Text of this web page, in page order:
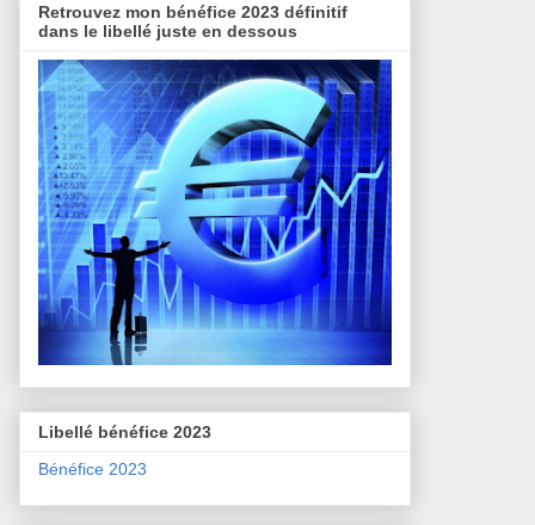
Retrouvez mon bénéfice 2023 définitif
dans le libellé juste en dessous
Libellé bénéfice 2023
Bénéfice 2023